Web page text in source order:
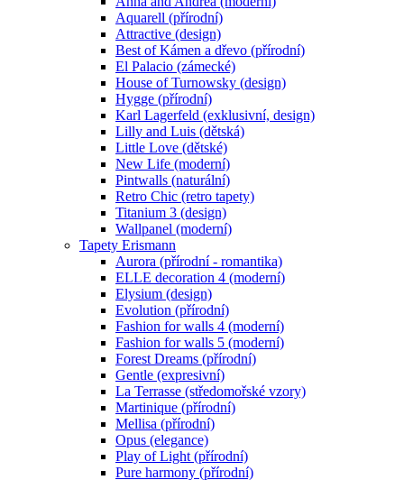
Aquarell (přírodní)
Attractive (design)
Best of Kámen a dřevo (přírodní)
El Palacio (zámecké)
House of Turnowsky (design)
Hygge (přírodní)
Karl Lagerfeld (exklusivní, design)
Lilly and Luis (dětská)
Little Love (dětské)
New Life (moderní)
Pintwalls (naturální)
Retro Chic (retro tapety)
Titanium 3 (design)
Wallpanel (moderní)
Tapety Erismann
Aurora (přírodní - romantika)
ELLE decoration 4 (moderní)
Elysium (design)
Evolution (přírodní)
Fashion for walls 4 (moderní)
Fashion for walls 5 (moderní)
Forest Dreams (přírodní)
Gentle (expresivní)
La Terrasse (středomořské vzory)
Martinique (přírodní)
Mellisa (přírodní)
Opus (elegance)
Play of Light (přírodní)
Pure harmony (přírodní)